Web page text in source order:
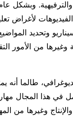
والترفيهية.
لأغراض
وتحديد
وغيرها من الأمور
طالما أنه
في هذا المجال
والإنتاج وغيرها